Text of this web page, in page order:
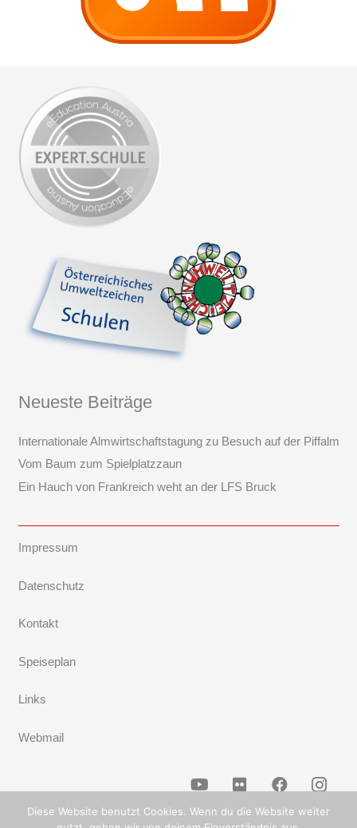
Neueste Beiträge
Internationale Almwirtschaftstagung zu Besuch auf der Piffalm
Vom Baum zum Spielplatzzaun
Ein Hauch von Frankreich weht an der LFS Bruck
Impressum
Datenschutz
Kontakt
Speiseplan
Links
Webmail
Diese Website benutzt Cookies. Wenn du die Website weiter